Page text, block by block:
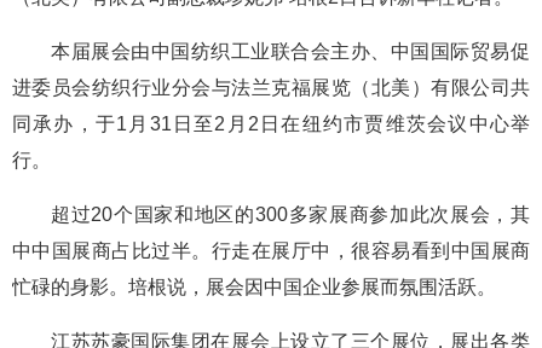
本届展会由中国纺织工业联合会主办、中国国际贸易促
进委员会纺织行业分会与法兰克福展览（北美）有限公司共
同承办，于1月31日至2月2日在纽约市贾维茨会议中心举
行。
超过20个国家和地区的300多家展商参加此次展会，其
中中国展商占比过半。行走在展厅中，很容易看到中国展商
忙碌的身影。培根说，展会因中国企业参展而氛围活跃。
江苏苏豪国际集团在展会上设立了三个展位，展出各类